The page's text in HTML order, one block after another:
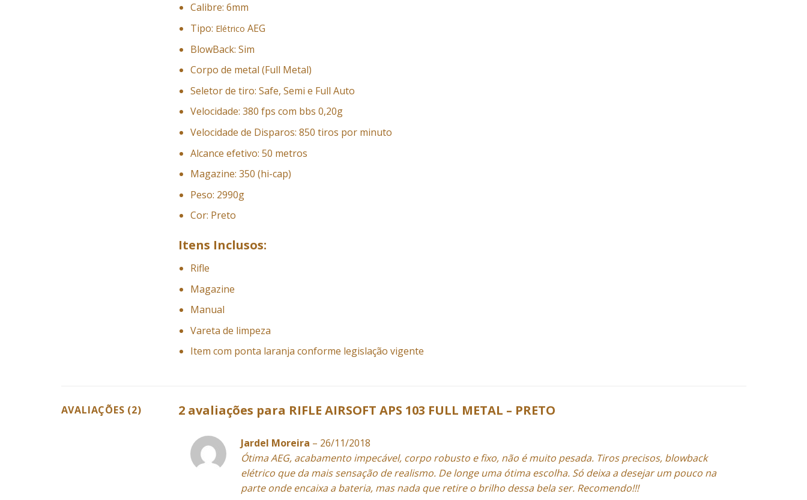
Calibre: 6mm
Tipo: ElétricoAEG
BlowBack: Sim
Corpo de metal (Full Metal)
Seletor de tiro: Safe, Semi e Full Auto
Velocidade: 380 fps com bbs 0,20g
Velocidade de Disparos: 850 tiros por minuto
Alcance efetivo: 50 metros
Magazine: 350 (hi-cap)
Peso: 2990g
Cor: Preto
Itens Inclusos:
Rifle
Magazine
Manual
Vareta de limpeza
Item com ponta laranja conforme legislação vigente
AVALIAÇÕES (2) 2 avaliações para RIFLE AIRSOFT APS 103 FULL METAL – PRETO
Jardel Moreira – 26/11/2018
Ótima AEG, acabamento impecável, corpo robusto e fixo, não é muito pesada. Tiros precisos, blowback
elétrico que da mais sensação de realismo. De longe uma ótima escolha. Só deixa a desejar um pouco na
parte onde encaixa a bateria, mas nada que retire o brilho dessa bela ser. Recomendo!!!